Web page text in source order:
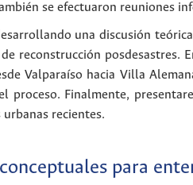
se efectuaron reuniones
una discusión
reconstrucción posdesastres.
Valparaíso hacia Villa
proceso. Finalmente,
recientes.
para